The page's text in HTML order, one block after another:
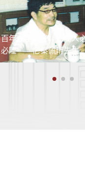
百年办学溯光：德高人
必隆——忆秦佩珩先生